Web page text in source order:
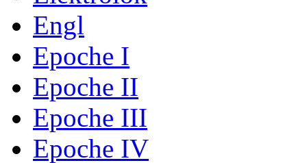
Engl
Epoche I
Epoche II
Epoche III
Epoche IV